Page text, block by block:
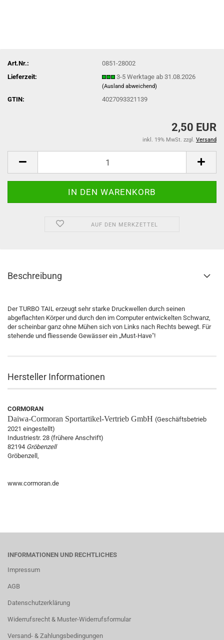
Art.Nr.:
0851-28002
Lieferzeit:
3-5 Werktage ab 31.08.2026
(Ausland abweichend)
GTIN: 4027093321139
2,50 EUR
inkl. 19% MwSt. zzgl. Versand
AUF DEN MERKZETTEL
Beschreibung
Der TURBO TAIL erzeugt sehr starke Druckwellen durch seinen
abgeflachten Körper und durch den im Computer entwickelten Schwanz,
der scheinbar ganz ohne Mühen sich von Links nach Rechts bewegt. Für
stehende und fliessende Gewässer ein „Must-Have"!
Hersteller Informationen
CORMORAN
Daiwa-Cormoran Sportartikel-Vertrieb GmbH (Geschäftsbetrieb
2021 eingestellt)
Industriestr. 28 (frühere Anschrift)
82194 Gröbenzell
Gröbenzell,
www.cormoran.de
INFORMATIONEN UND RECHTLICHES
Impressum
AGB
Datenschutzerklärung
Widerrufsrecht & Muster-Widerrufsformular
Versand- & Zahlungsbedingungen